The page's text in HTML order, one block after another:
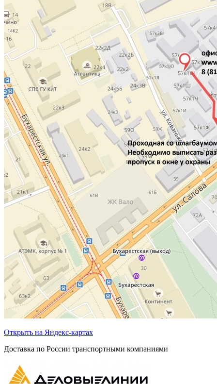
Открыть на Яндекс-картах
Доставка по России транспортными компаниями